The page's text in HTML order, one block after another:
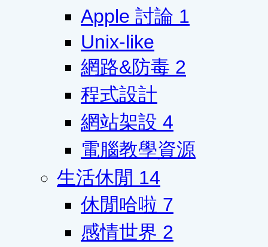
Apple 討論 1
Unix-like
網路&防毒 2
程式設計
網站架設 4
電腦教學資源
生活休閒 14
休閒哈啦 7
感情世界 2